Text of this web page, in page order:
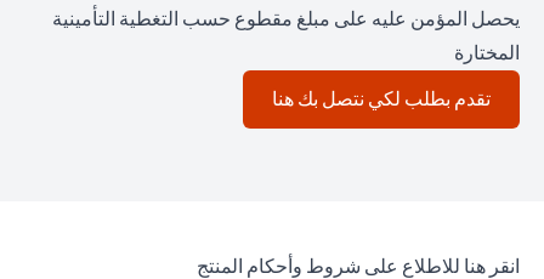
يحصل المؤمن عليه على مبلغ مقطوع حسب التغطية التأمينية
المختارة
تقدم بطلب لكي نتصل بك هنا
انقر هنا (opens in a new tab)للاطلاع على شروط وأحكام المنتج